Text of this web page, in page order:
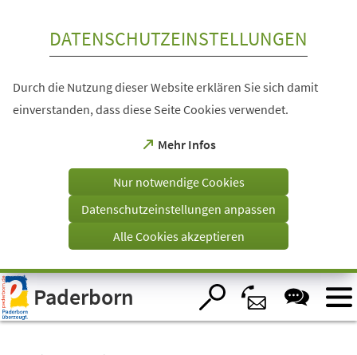
Visuelle
Assistenzsoftware
öffnen.
DATENSCHUTZEINSTELLUNGEN
Durch die Nutzung dieser Website erklären Sie sich damit
einverstanden, dass diese Seite Cookies verwendet.
Mehr Infos
(Öffnet
einem
Tab)
Nur notwendige Cookies
Datenschutzeinstellungen anpassen
Alle Cookies akzeptieren
Paderborn